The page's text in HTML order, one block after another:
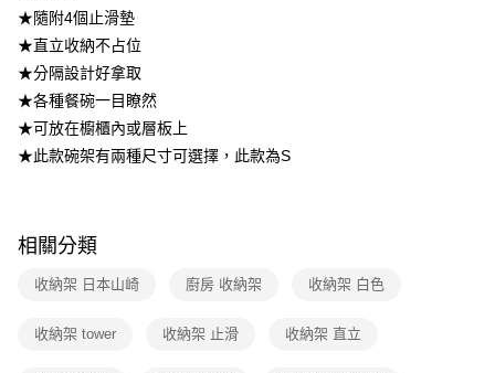
★隨附4個止滑墊
★直立收納不占位
★分隔設計好拿取
★各種餐碗一目瞭然
★可放在櫥櫃內或層板上
★此款碗架有兩種尺寸可選擇，此款為S
相關分類
收納架 日本山崎 廚房 收納架 收納架 白色
收納架 tower 收納架 止滑 收納架 直立